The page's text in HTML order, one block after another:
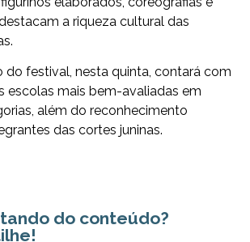
a riqueza cultural das
do festival, nesta quinta, contará com
escolas mais bem-avaliadas em
além do reconhecimento
das cortes juninas.
do conteúdo?